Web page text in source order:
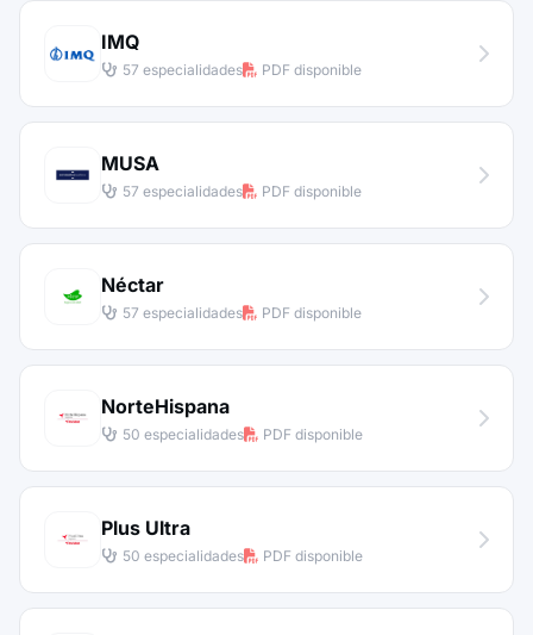
IMQ
57 especialidades PDF disponible
MUSA
57 especialidades PDF disponible
Néctar
57 especialidades PDF disponible
NorteHispana
50 especialidades PDF disponible
Plus Ultra
50 especialidades PDF disponible